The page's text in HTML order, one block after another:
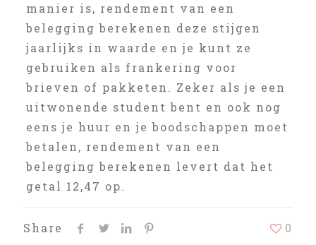
manier is, rendement van een
belegging berekenen deze stijgen
jaarlijks in waarde en je kunt ze
gebruiken als frankering voor
brieven of pakketen. Zeker als je een
uitwonende student bent en ook nog
eens je huur en je boodschappen moet
betalen, rendement van een
belegging berekenen levert dat het
getal 12,47 op.
Share 0